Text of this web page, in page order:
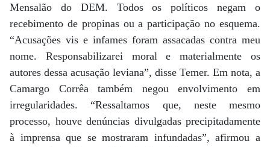
Mensalão do DEM. Todos os políticos negam o
recebimento de propinas ou a participação no esquema.
“Acusações vis e infames foram assacadas contra meu
nome. Responsabilizarei moral e materialmente os
autores dessa acusação leviana”, disse Temer. Em nota, a
Camargo Corrêa também negou envolvimento em
irregularidades. “Ressaltamos que, neste mesmo
processo, houve denúncias divulgadas precipitadamente
à imprensa que se mostraram infundadas”, afirmou a